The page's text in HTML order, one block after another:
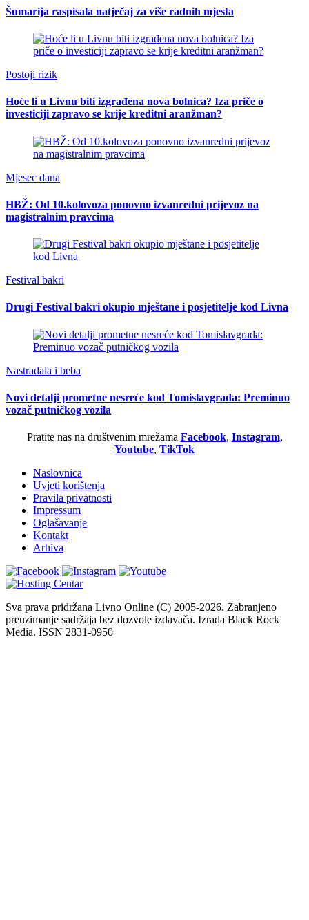
Šumarija raspisala natječaj za više radnih mjesta
Postoji rizik
Hoće li u Livnu biti izgrađena nova bolnica? Iza priče o
investiciji zapravo se krije kreditni aranžman?
Mjesec dana
HBŽ: Od 10.kolovoza ponovno izvanredni prijevoz na
magistralnim pravcima
Festival bakri
Drugi Festival bakri okupio mještane i posjetitelje kod Livna
Nastradala i beba
Novi detalji prometne nesreće kod Tomislavgrada: Preminuo
vozač putničkog vozila
Pratite nas na društvenim mrežama Facebook, Instagram,
Youtube, TikTok
Naslovnica
Uvjeti korištenja
Pravila privatnosti
Impressum
Oglašavanje
Kontakt
Arhiva
Sva prava pridržana Livno Online (C) 2005-2026. Zabranjeno
preuzimanje sadržaja bez dozvole izdavača. Izrada Black Rock
Media. ISSN 2831-0950